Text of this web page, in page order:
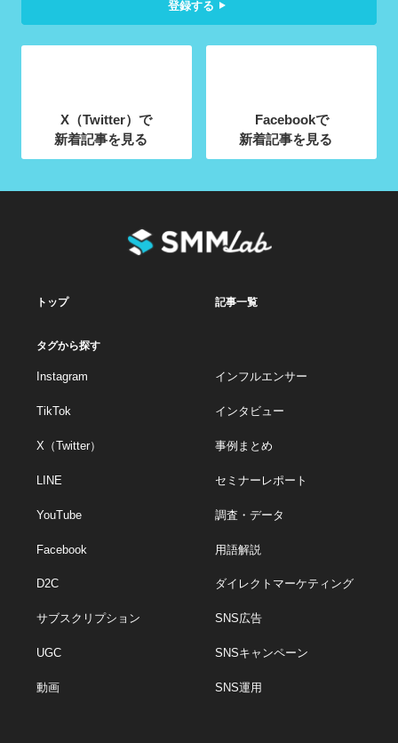
登録する
X（Twitter）で
新着記事を見る
Facebookで
新着記事を見る
トップ 記事一覧
タグから探す
Instagram
TikTok
X（Twitter）
LINE
YouTube
Facebook
D2C
サブスクリプション
UGC
動画
インフルエンサー
インタビュー
事例まとめ
セミナーレポート
調査・データ
用語解説
ダイレクトマーケティング
SNS広告
SNSキャンペーン
SNS運用